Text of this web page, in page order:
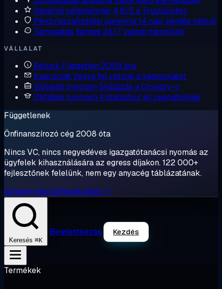
Vásárlói vélemények 4,6/5 a Trustpiloton
Pénzvisszafizetési garancia14 nap, kérdés nélkül
Támogatás kérése 24/7, valódi mérnökök
VÁLLALAT
Rólunk Független 2008 óta
KapcsolatVegye fel velünk a kapcsolatot
Vállalati program Skálázás a Cloudzy-n
Oktatási program Kutatáshoz és csapatoknak
Függetlenek
Önfinanszírozó cég 2008 óta
Nincs VC, nincs negyedéves igazgatótanácsi nyomás az
ügyfelek kihasználására az egress díjakon. 122 000+
fejlesztőnek felelünk, nem egy anyacég táblázatának.
Ismerje meg történetünket →
Keresés ⌘K
Bejelentkezés Kezdés
Termékek